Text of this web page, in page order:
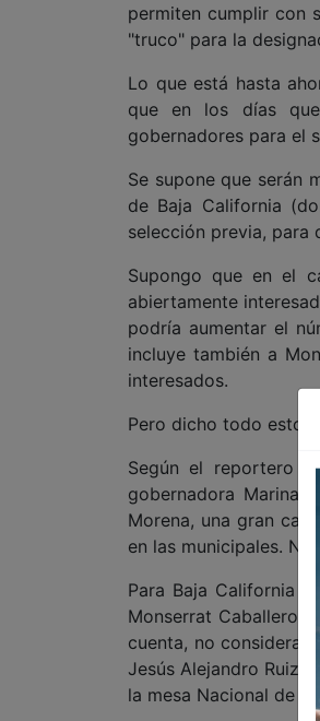
permiten cumplir con
"truco" para la
Lo que está hasta
que en los días
gobernadores para el
Se supone que serán
de Baja California
selección previa, para
Supongo que en el
abiertamente
podría aumentar el
incluye también a
interesados.
Pero dicho todo esto,
Según el reportero
gobernadora Marina
Morena, una gran
en las municipales.
Para Baja California
Monserrat Caballero,
cuenta, no
Jesús Alejandro Ruiz
la mesa Nacional de